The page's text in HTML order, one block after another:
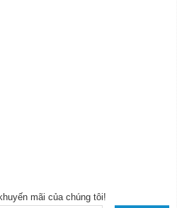
mãi của chúng tôi!